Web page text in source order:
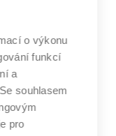
o výkonu
funkcí
a
souhlasem
pro